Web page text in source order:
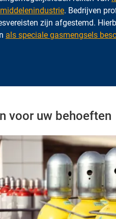
. Bedrijven
zijn afgestemd.
als speciale gasmengsels
voor uw behoeften